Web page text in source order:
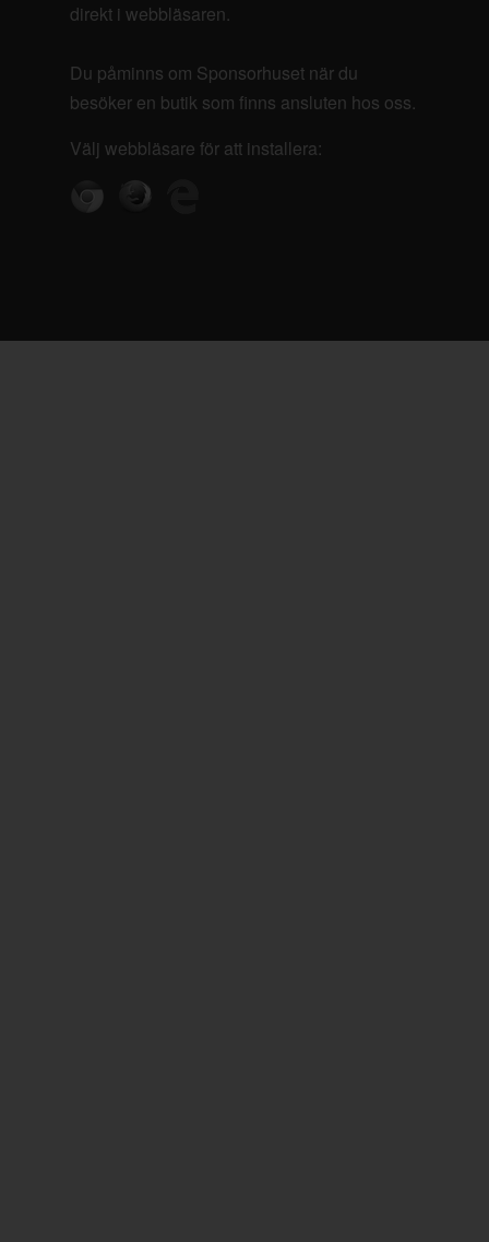
direkt i webbläsaren.
Du påminns om Sponsorhuset när du
besöker en butik som finns ansluten hos oss.
Välj webbläsare för att installera: